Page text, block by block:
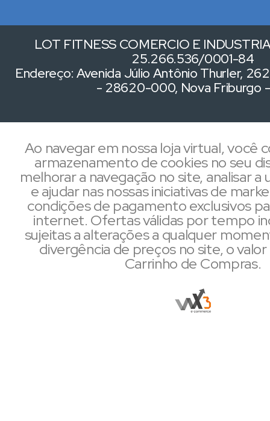
LOT FITNESS COMERCIO E
25.266.536/0001-84
Endereço: Avenida Júlio Antônio Thurler,
- 28620-000, Nova Friburgo
Ao navegar em nossa loja virtual, você
armazenamento de cookies no seu
melhorar a navegação no site, analisar a
e ajudar nas nossas iniciativas de
condições de pagamento exclusivos
internet. Ofertas válidas por tempo
sujeitas a alterações a qualquer
divergência de preços no site, o
Carrinho de Compras.